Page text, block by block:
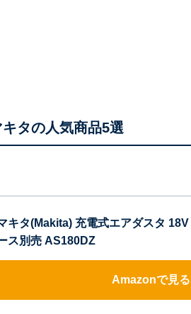
キタの人気商品5選
キタ(Makita) 充電式エアダスタ
ス別売 AS180DZ
Amazonで見る